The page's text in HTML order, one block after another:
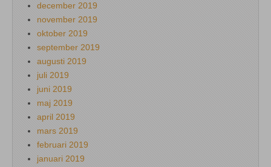
december 2019
november 2019
oktober 2019
september 2019
augusti 2019
juli 2019
juni 2019
maj 2019
april 2019
mars 2019
februari 2019
januari 2019